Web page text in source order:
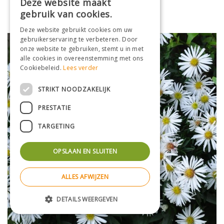
Aster
Aster 'Little Carlow'
Deze website maakt
gebruik van cookies.
Deze website gebruikt cookies om uw
gebruikerservaring te verbeteren. Door
onze website te gebruiken, stemt u in met
alle cookies in overeenstemming met ons
Cookiebeleid.Lees verder
STRIKT NOODZAKELIJK
PRESTATIE
TARGETING
OPSLAAN EN SLUITEN
ALLES AFWIJZEN
DETAILS WEERGEVEN